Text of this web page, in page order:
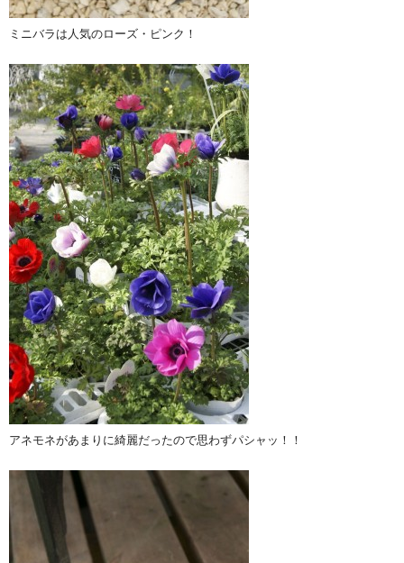
ミニバラは人気のローズ・ピンク！
アネモネがあまりに綺麗だったので思わずパシャッ！！